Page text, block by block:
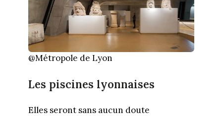
@Métropole de Lyon
Les piscines lyonnaises
Elles seront sans aucun doute